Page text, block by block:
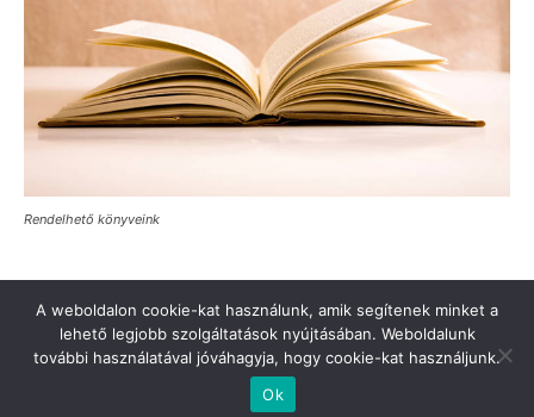
Rendelhető könyveink
Türkinfo’ya destek verin Değerli Okur! İletişim Hakkımızda
© Turkinfo.hu 2020
A weboldalon cookie-kat használunk, amik segítenek minket a
lehető legjobb szolgáltatások nyújtásában. Weboldalunk
további használatával jóváhagyja, hogy cookie-kat használjunk.
Ok